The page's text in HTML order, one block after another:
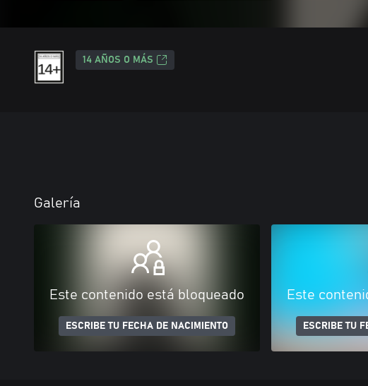
14 AÑOS O MÁS
Galería
Este contenido está bloqueado
ESCRIBE TU FECHA DE NACIMIENTO
Este
ESCRIBE TU